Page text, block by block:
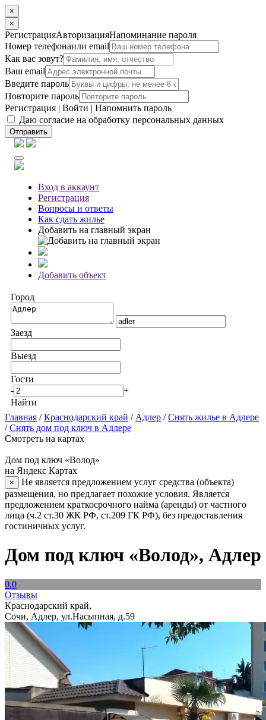
×
×
РегистрацияАвторизацияНапоминание пароля
Номер телефонаили email
Как вас зовут?
Ваш email
Введите пароль
Повторите пароль
Регистрация | Войти | Напомнить пароль
Даю согласие на обработку персональных данных
Отправить
Вход в аккаунт
Регистрация
Вопросы и ответы
Как сдать жилье
Добавить на главный экран
Добавить объект
Город
Заезд
Выезд
Гости
-
+
Найти
Главная /Краснодарский край / Адлер /Снять жилье в Адлере
/Снять дом под ключ в Адлере
Смотреть на картах
Дом под ключ «Волод»
на Яндекс Картах
×
Не является предложением услуг средства (объекта)
размещения, но предлагает похожие условия. Является
предложением краткосрочного найма (аренды) от частного
лица (ч.2 ст.30 ЖК РФ, ст.209 ГК РФ), без предоставления
гостиничных услуг.
Дом под ключ «Волод», Адлер
0.0
Отзывы
Краснодарский край,
Сочи, Адлер, ул.Насыпная, д.59